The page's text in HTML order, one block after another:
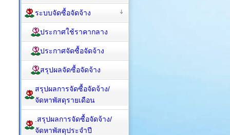
ระบบจัดซื้อจัดจ้าง
ประกาศใช้ราคากลาง
ประกาศจัดซื้อจัดจ้าง
สรุปผลจัดซื้อจัดจ้าง
สรุปผลการจัดซื้อจัดจ้าง/
จัดหาพัสดุรายเดือน
.สรุปผลการจัดซื้อจัดจ้าง/
จัดหาพัสดุประจำปี